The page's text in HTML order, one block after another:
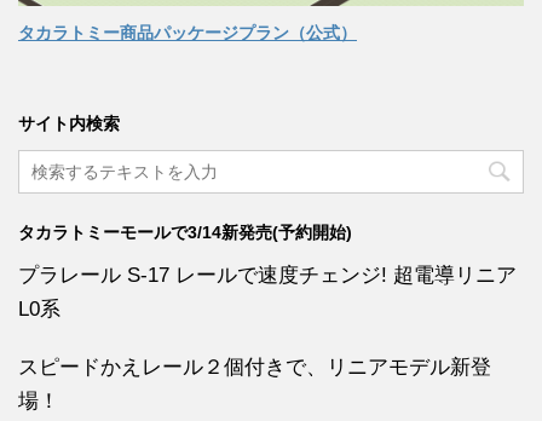
タカラトミー商品パッケージプラン（公式）
サイト内検索
タカラトミーモールで3/14新発売(予約開始)
プラレール S-17 レールで速度チェンジ! 超電導リニア
L0系
スピードかえレール２個付きで、リニアモデル新登
場！